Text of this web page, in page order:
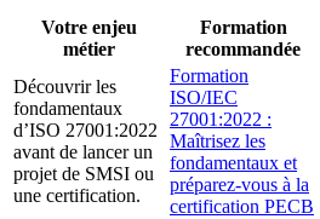
Votre enjeu
métier
Formation
recommandée
Découvrir les
fondamentaux
d’ISO 27001:2022
avant de lancer un
projet de SMSI ou
une certification.
Formation
ISO/IEC
27001:2022 :
Maîtrisez les
fondamentaux et
préparez-vous à la
certification PECB